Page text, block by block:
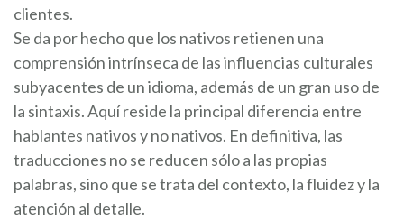
clientes.
Se da por hecho que los nativos retienen una
comprensión intrínseca de las influencias culturales
subyacentes de un idioma, además de un gran uso de
la sintaxis. Aquí reside la principal diferencia entre
hablantes nativos y no nativos. En definitiva, las
traducciones no se reducen sólo a las propias
palabras, sino que se trata del contexto, la fluidez y la
atención al detalle.